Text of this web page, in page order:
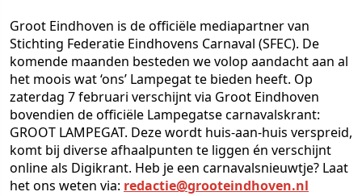
Groot Eindhoven is de officiële mediapartner van
Stichting Federatie Eindhovens Carnaval (SFEC). De
komende maanden besteden we volop aandacht aan al
het moois wat ‘ons’ Lampegat te bieden heeft. Op
zaterdag 7 februari verschijnt via Groot Eindhoven
bovendien de officiële Lampegatse carnavalskrant:
GROOT LAMPEGAT. Deze wordt huis-aan-huis verspreid,
komt bij diverse afhaalpunten te liggen én verschijnt
online als Digikrant. Heb je een carnavalsnieuwtje? Laat
het ons weten via: redactie@grooteindhoven.nl